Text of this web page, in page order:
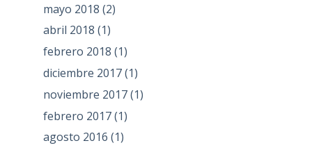
mayo 2018 (2)
abril 2018 (1)
febrero 2018 (1)
diciembre 2017(1)
noviembre 2017(1)
febrero 2017(1)
agosto 2016 (1)